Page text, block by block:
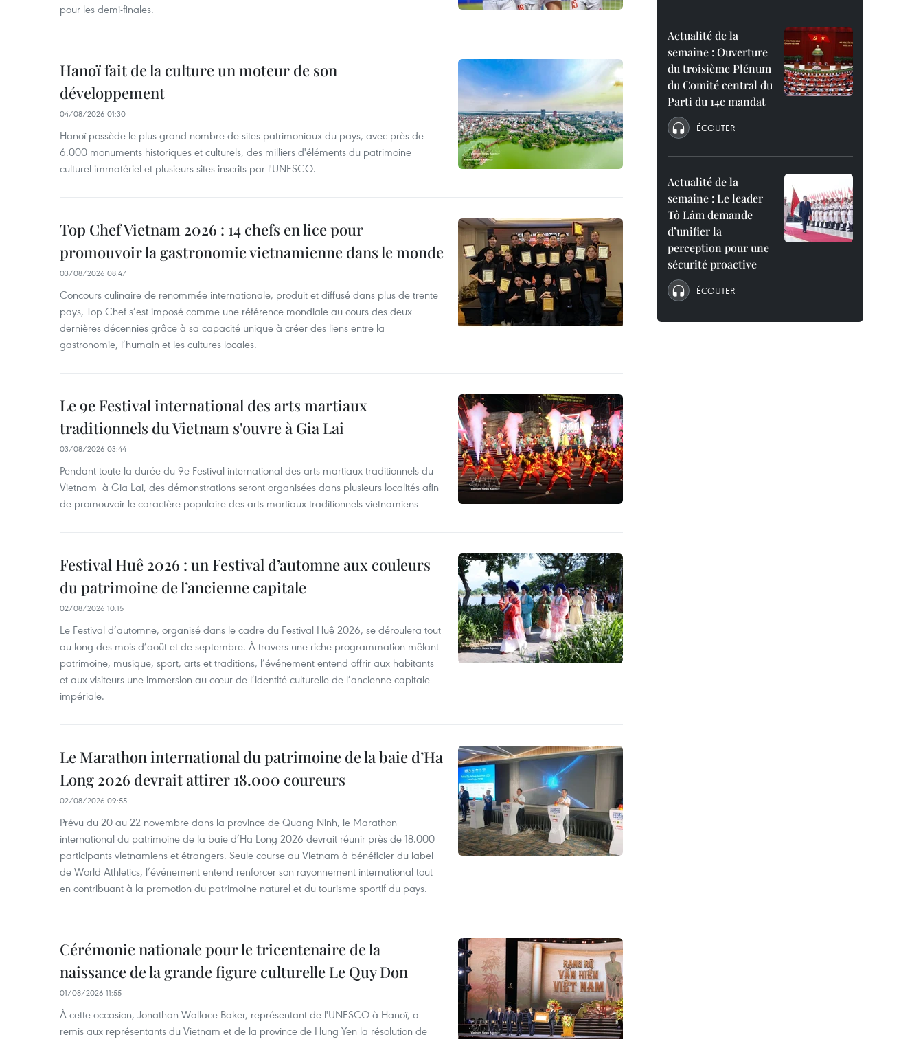
pour les demi-finales.
Hanoï fait de la culture un moteur de son
développement
04/08/2026 01:30
Hanoï possède le plus grand nombre de sites patrimoniaux du pays, avec près de
6.000 monuments historiques et culturels, des milliers d'éléments du patrimoine
culturel immatériel et plusieurs sites inscrits par l'UNESCO.
Top Chef Vietnam 2026 : 14 chefs en lice pour
promouvoir la gastronomie vietnamienne dans le monde
03/08/2026 08:47
Concours culinaire de renommée internationale, produit et diffusé dans plus de trente
pays, Top Chef s’est imposé comme une référence mondiale au cours des deux
dernières décennies grâce à sa capacité unique à créer des liens entre la
gastronomie, l’humain et les cultures locales.
Le 9e Festival international des arts martiaux
traditionnels du Vietnam s'ouvre à Gia Lai
03/08/2026 03:44
Pendant toute la durée du 9e Festival international des arts martiaux traditionnels du
Vietnam à Gia Lai, des démonstrations seront organisées dans plusieurs localités afin
de promouvoir le caractère populaire des arts martiaux traditionnels vietnamiens
Festival Huê 2026 : un Festival d’automne aux couleurs
du patrimoine de l’ancienne capitale
02/08/2026 10:15
Le Festival d’automne, organisé dans le cadre du Festival Huê 2026, se déroulera tout
au long des mois d’août et de septembre. À travers une riche programmation mêlant
patrimoine, musique, sport, arts et traditions, l’événement entend offrir aux habitants
et aux visiteurs une immersion au cœur de l’identité culturelle de l’ancienne capitale
impériale.
Le Marathon international du patrimoine de la baie d’Ha
Long 2026 devrait attirer 18.000 coureurs
02/08/2026 09:55
Prévu du 20 au 22 novembre dans la province de Quang Ninh, le Marathon
international du patrimoine de la baie d’Ha Long 2026 devrait réunir près de 18.000
participants vietnamiens et étrangers. Seule course au Vietnam à bénéficier du label
de World Athletics, l’événement entend renforcer son rayonnement international tout
en contribuant à la promotion du patrimoine naturel et du tourisme sportif du pays.
Cérémonie nationale pour le tricentenaire de la
naissance de la grande figure culturelle Le Quy Don
01/08/2026 11:55
À cette occasion, Jonathan Wallace Baker, représentant de l'UNESCO à Hanoï, a
remis aux représentants du Vietnam et de la province de Hung Yen la résolution de
Actualité de la
semaine : Ouverture
du troisième Plénum
du Comité central du
Parti du 14e mandat
ÉCOUTER
Actualité de la
semaine : Le leader
Tô Lâm demande
d’unifier la
perception pour une
sécurité proactive
ÉCOUTER